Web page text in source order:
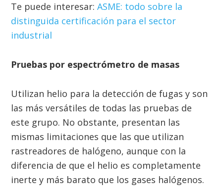
Te puede interesar:ASME: todo sobre la
distinguida certificación para el sector
industrial
Pruebas por espectrómetro de masas
Utilizan helio para la detección de fugas y son
las más versátiles de todas las pruebas de
este grupo. No obstante, presentan las
mismas limitaciones que las que utilizan
rastreadores de halógeno, aunque con la
diferencia de que el helio es completamente
inerte y más barato que los gases halógenos.